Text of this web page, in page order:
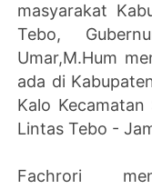
masyarakat
Tebo,
Umar,M.Hum
ada di
Kalo
Lintas Tebo -
Fachrori